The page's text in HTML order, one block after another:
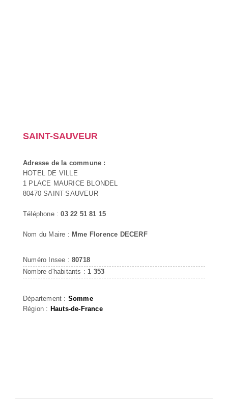
SAINT-SAUVEUR
Adresse de la commune :
HOTEL DE VILLE
1 PLACE MAURICE BLONDEL
80470 SAINT-SAUVEUR
Téléphone :03 22 51 81 15
Nom du Maire : Mme Florence DECERF
Numéro Insee : 80718
Nombre d'habitants : 1 353
Département : Somme
Région : Hauts-de-France